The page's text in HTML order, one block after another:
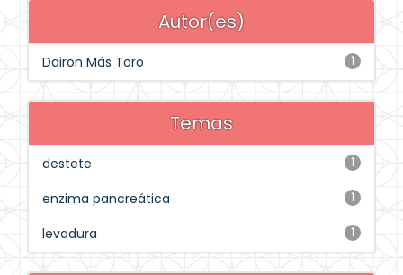
Autor(es)
1
Dairon Más Toro
Temas
1
destete
1
enzima pancreática
1
levadura